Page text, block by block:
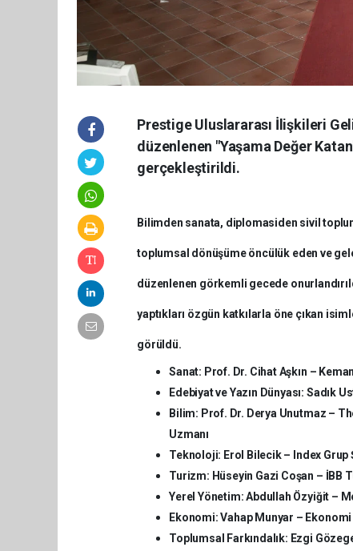
Prestige Uluslararası İlişkileri
düzenlenen "Yaşama Değer
gerçekleştirildi.
Bilimden sanata, diplomasiden sivil
toplumsal dönüşüme öncülük eden ve
düzenlenen görkemli gecede
yaptıkları özgün katkılarla öne çıkan
görüldü.
Sanat: Prof. Dr. Cihat Aşkın –
Edebiyat ve Yazın Dünyası: Sadık
Bilim: Prof. Dr. Derya Unutmaz –
Uzmanı
Teknoloji: Erol Bilecik – Index
Turizm: Hüseyin Gazi Coşan – İBB
Yerel Yönetim:Abdullah Özyiğit –
Ekonomi:Vahap Munyar –
Toplumsal Farkındalık: Ezgi